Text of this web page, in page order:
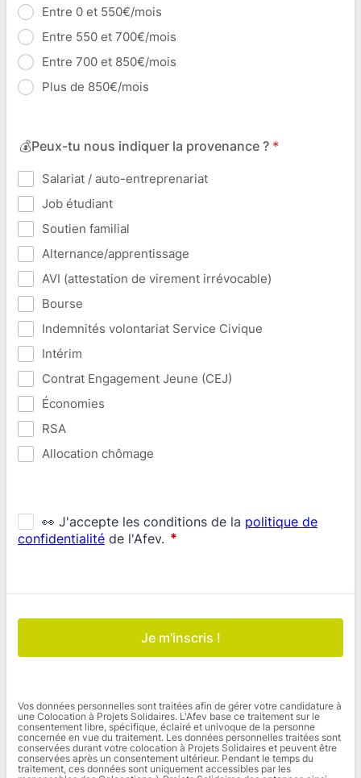
Entre 0 et 550€/mois
Entre 550 et 700€/mois
Entre 700 et 850€/mois
Plus de 850€/mois
💰Peux-tu nous indiquer la provenance ? *
Salariat / auto-entreprenariat
Job étudiant
Soutien familial
Alternance/apprentissage
AVI (attestation de virement irrévocable)
Bourse
Indemnités volontariat Service Civique
Intérim
Contrat Engagement Jeune (CEJ)
Économies
RSA
Allocation chômage
Je m'inscris !
Vos données personnelles sont traitées afin de gérer votre candidature à
une Colocation à Projets Solidaires. L'Afev base ce traitement sur le
consentement libre, spécifique, éclairé et univoque de la personne
concernée en vue du traitement. Les données personnelles traitées sont
conservées durant votre colocation à Projets Solidaires et peuvent être
conservées après un consentement ultérieur. Pendant le temps du
traitement, ces données sont uniquement accessibles par les